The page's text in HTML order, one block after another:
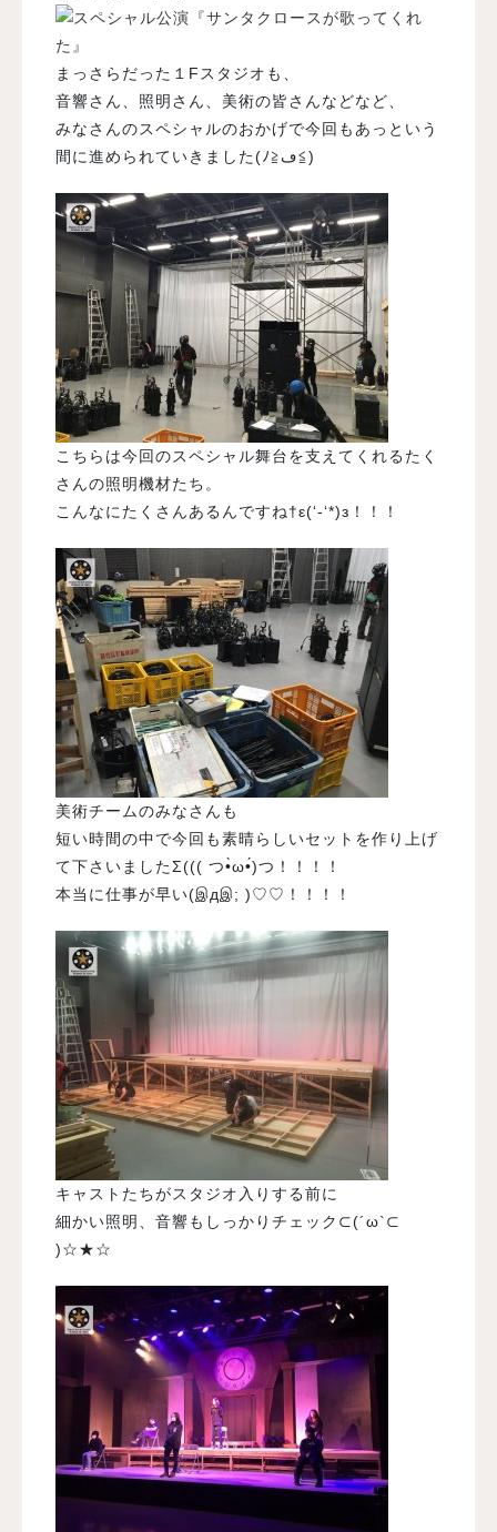
訪問者別メニュー
まっさらだった１Fスタジオも、
音響さん、照明さん、美術の皆さんなどなど、
みなさんのスペシャルのおかげで今回もあっという
間に進められていきました(ﾉ≧ڡ≦)
こちらは今回のスペシャル舞台を支えてくれるたく
さんの照明機材たち。
こんなにたくさんあるんですね†ε(‘-‘*)з！！！
美術チームのみなさんも
短い時間の中で今回も素晴らしいセットを作り上げ
て下さいましたΣ((( つ•̀ω•́)つ！！！！
本当に仕事が早い(இдஇ; )♡♡！！！！
キャストたちがスタジオ入りする前に
細かい照明、音響もしっかりチェック⊂(´ω`⊂
)☆★☆